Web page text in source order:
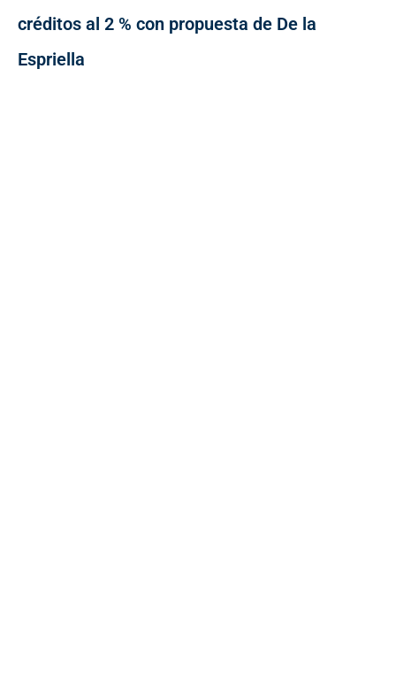
créditos al 2 % con propuesta de De la
Espriella